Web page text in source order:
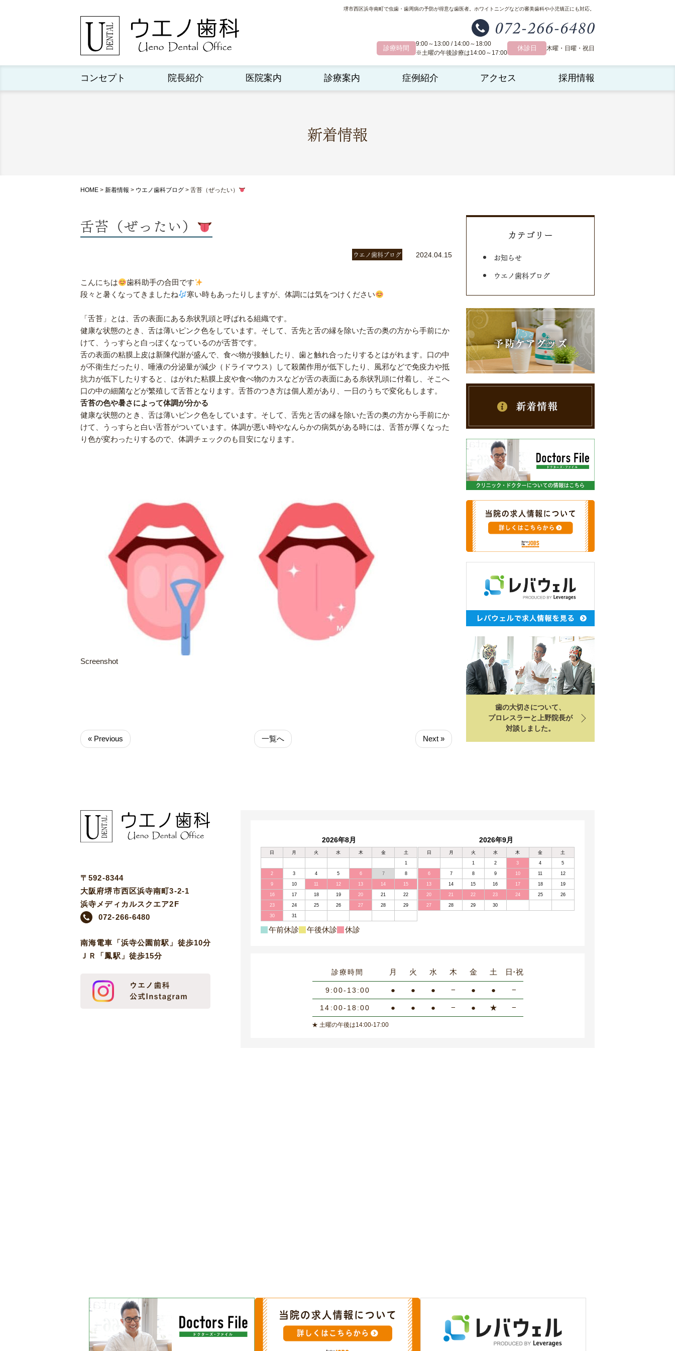
堺市西区浜寺南町で虫歯・歯周病の予防が得意な歯医者。 ホワイトニングなどの審美歯科や小児矯正にも対応。
診療時間
9:00～13:00 / 14:00～18:00
※土曜の午後診療は14:00～17:00
休診日 木曜・日曜・祝日
コンセプト 院長紹介 医院案内 診療案内 症例紹介 アクセス 採用情報
新着情報
HOME > 新着情報 > ウエノ歯科ブログ > 舌苔（ぜったい）
舌苔（ぜったい）
ウエノ歯科ブログ 2024.04.15
こんにちは
歯科助手の合田です
段々と暑くなってきましたね
寒い時もあったりしますが、体調には気をつけください
「舌苔」とは、舌の表面にある糸状乳頭と呼ばれる組織です。
健康な状態のとき、舌は薄いピンク色をしています。そして、舌先と舌の縁を除いた舌の奥の方から手前にか
けて、うっすらと白っぽくなっているのが舌苔です。
舌の表面の粘膜上皮は新陳代謝が盛んで、食べ物が接触したり、歯と触れ合ったりするとはがれます。口の中
が不衛生だったり、唾液の分泌量が減少（ドライマウス）して殺菌作用が低下したり、風邪などで免疫力や抵
抗力が低下したりすると、はがれた粘膜上皮や食べ物のカスなどが舌の表面にある糸状乳頭に付着し、そこへ
口の中の細菌などが繁殖して舌苔となります。舌苔のつき方は個人差があり、一日のうちで変化もします。
舌苔の色や暑さによって体調が分かる
健康な状態のとき、舌は薄いピンク色をしています。そして、舌先と舌の縁を除いた舌の奥の方から手前にか
けて、うっすらと白い舌苔がついています。体調が悪い時やなんらかの病気がある時には、舌苔が厚くなった
り色が変わったりするので、体調チェックのも目安になります。
Screenshot
« Previous 一覧へ Next »
カテゴリー
お知らせ
ウエノ歯科ブログ
歯の大切さについて、
プロレスラーと上野院長が
対談しました。
2026年8月
日 月 火 水 木 金 土
1
2 3 4 5 6 7 8
9 10 11 12 13 14 15
16 17 18 19 20 21 22
23 24 25 26 27 28 29
30 31
2026年9月
日 月 火 水 木 金 土
1 2 3 4 5
6 7 8 9 10 11 12
13 14 15 16 17 18 19
20 21 22 23 24 25 26
27 28 29 30
午前休診 午後休診 休診
診療時間 月 火 水 木 金 土 日・祝
9:00-13:00 ● ● ● − ● ● −
14:00-18:00 ● ● ● − ● ★ −
★ 土曜の午後は14:00-17:00
〒592-8344
大阪府堺市西区浜寺南町3-2-1
浜寺メディカルスクエア2F
072-266-6480
南海電車「浜寺公園前駅」徒歩10分
ＪＲ「鳳駅」徒歩15分